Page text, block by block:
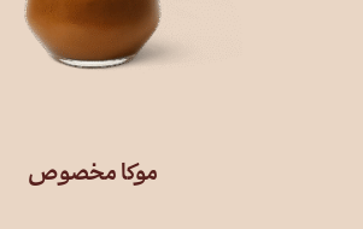
موکا مخصوص